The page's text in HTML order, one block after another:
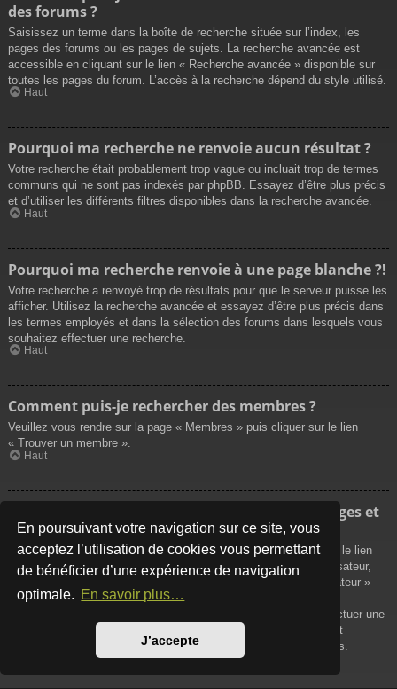
En poursuivant votre navigation sur ce site, vous
acceptez l’utilisation de cookies vous permettant
de bénéficier d’une expérience de navigation
optimale. En savoir plus…
J’accepte
des forums ?
Saisissez un terme dans la boîte de recherche située sur l’index, les
pages des forums ou les pages de sujets. La recherche avancée est
accessible en cliquant sur le lien « Recherche avancée » disponible sur
toutes les pages du forum. L’accès à la recherche dépend du style utilisé.
Haut
Pourquoi ma recherche ne renvoie aucun résultat ?
Votre recherche était probablement trop vague ou incluait trop de termes
communs qui ne sont pas indexés par phpBB. Essayez d’être plus précis
et d’utiliser les différents filtres disponibles dans la recherche avancée.
Haut
Pourquoi ma recherche renvoie à une page blanche ?!
Votre recherche a renvoyé trop de résultats pour que le serveur puisse les
afficher. Utilisez la recherche avancée et essayez d’être plus précis dans
les termes employés et dans la sélection des forums dans lesquels vous
souhaitez effectuer une recherche.
Haut
Comment puis-je rechercher des membres ?
Veuillez vous rendre sur la page « Membres » puis cliquer sur le lien
« Trouver un membre ».
Haut
Comment puis-je retrouver mes propres messages et
sujets ?
Vos propres messages peuvent être affichés soit en cliquant sur le lien
« Afficher vos messages » dans le panneau de contrôle de l’utilisateur,
soit en cliquant sur le lien « Rechercher les messages de l’utilisateur »
sur la page de votre propre profil ou soit en cliquant sur le menu
« Raccourcis » situé sur la partie supérieure du forum. Pour effectuer une
recherche de vos propres sujets, utilisez la recherche avancée et
remplissez convenablement les options qui vous sont disponibles.